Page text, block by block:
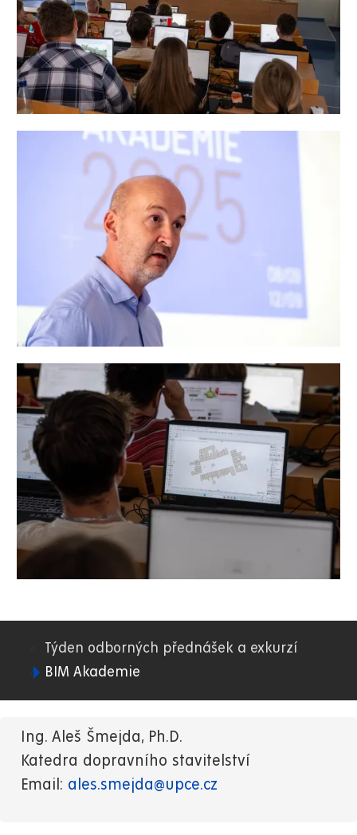
02.
Týden odborných přednášek a exkurzí
BIM Akademie
Ing. Aleš Šmejda, Ph.D.
Katedra dopravního stavitelství
Email: ales.smejda@upce.cz